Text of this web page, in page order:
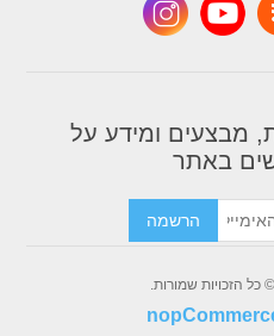
מבצעים ומידע על
באתר
הרשמה